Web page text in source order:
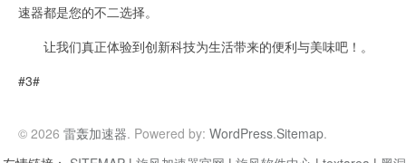
速器都是您的不二选择。
让我们真正体验到创新科技为生活带来的便利与美味吧！。
#3#
© 2026 雷轰加速器. Powered by: WordPress.Sitemap.